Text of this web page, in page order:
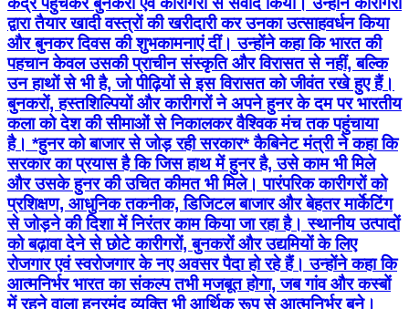
द्वारा तैयार खादी वस्त्रों की खरीदारी कर उनका उत्साहवर्धन किया
और बुनकर दिवस की शुभकामनाएं दीं। उन्होंने कहा कि भारत की
पहचान केवल उसकी प्राचीन संस्कृति और विरासत से नहीं, बल्कि
उन हाथों से भी है, जो पीढ़ियों से इस विरासत को जीवंत रखे हुए हैं।
बुनकरों, हस्तशिल्पियों और कारीगरों ने अपने हुनर के दम पर भारतीय
कला को देश की सीमाओं से निकालकर वैश्विक मंच तक पहुंचाया
है। *हुनर को बाजार से जोड़ रही सरकार* कैबिनेट मंत्री ने कहा कि
सरकार का प्रयास है कि जिस हाथ में हुनर है, उसे काम भी मिले
और उसके हुनर की उचित कीमत भी मिले। पारंपरिक कारीगरों को
प्रशिक्षण, आधुनिक तकनीक, डिजिटल बाजार और बेहतर मार्केटिंग
से जोड़ने की दिशा में निरंतर काम किया जा रहा है। स्थानीय उत्पादों
को बढ़ावा देने से छोटे कारीगरों, बुनकरों और उद्यमियों के लिए
रोजगार एवं स्वरोजगार के नए अवसर पैदा हो रहे हैं। उन्होंने कहा कि
आत्मनिर्भर भारत का संकल्प तभी मजबूत होगा, जब गांव और कस्बों
में रहने वाला हुनरमंद व्यक्ति भी आर्थिक रूप से आत्मनिर्भर बने।